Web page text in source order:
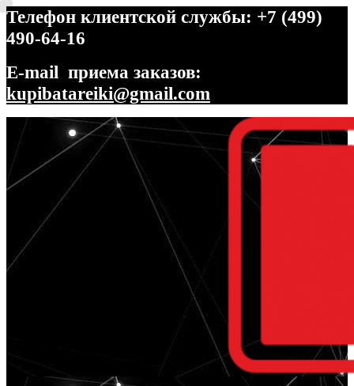
Телефон клиентской службы: +7 (499)
490-64-16
E-mail приема заказов:
kupibatareiki@gmail.com
Перейти
навигации
Перейти
содержимому